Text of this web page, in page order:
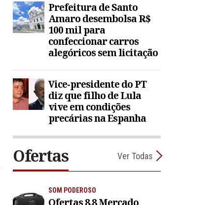
Prefeitura de Santo
Amaro desembolsa R$
100 mil para
confeccionar carros
alegóricos sem licitação
Vice-presidente do PT
diz que filho de Lula
vive em condições
precárias na Espanha
Ofertas Ver Todas
SOM PODEROSO
Ofertas 8.8 Mercado